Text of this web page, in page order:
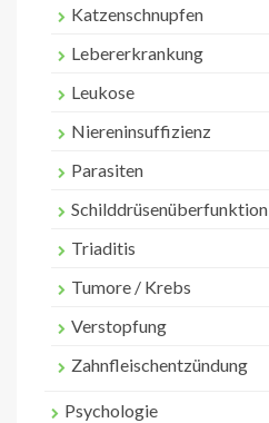
Katzenschnupfen
Lebererkrankung
Leukose
Niereninsuffizienz
Parasiten
Schilddrüsenüberfunktion
Triaditis
Tumore / Krebs
Verstopfung
Zahnfleischentzündung
Psychologie